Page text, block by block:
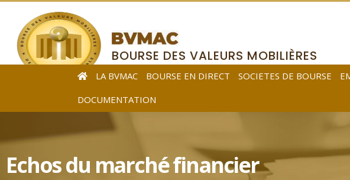
BOURSE DES VALEURS MOBILIÈRES
DE L’AFRIQUE CENTRALE
LA BVMAC BOURSE EN DIRECT SOCIETES DE BOURSE
DOCUMENTATION
Echos du marché financier